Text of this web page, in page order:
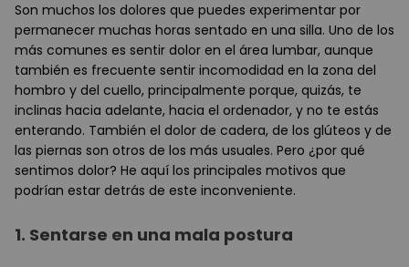
Son muchos los dolores que puedes experimentar por
permanecer muchas horas sentado en una silla. Uno de los
más comunes es sentir dolor en el área lumbar, aunque
también es frecuente sentir incomodidad en la zona del
hombro y del cuello, principalmente porque, quizás, te
inclinas hacia adelante, hacia el ordenador, y no te estás
enterando. También el dolor de cadera, de los glúteos y de
las piernas son otros de los más usuales. Pero ¿por qué
sentimos dolor? He aquí los principales motivos que
podrían estar detrás de este inconveniente.
1. Sentarse en una mala postura